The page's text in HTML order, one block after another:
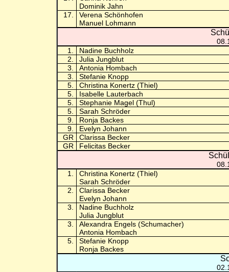
Dominik Jahn
17.
Verena Schönhofen
Manuel Lohmann
1.
Nadine Buchholz
2.
Julia Jungblut
3.
Antonia Hombach
3.
Stefanie Knopp
5.
Christina Konertz (Thiel)
5.
Isabelle Lauterbach
5.
Stephanie Magel (Thul)
5.
Sarah Schröder
9.
Ronja Backes
9.
Evelyn Johann
GR
Clarissa Becker
GR
Felicitas Becker
1.
Christina Konertz (Thiel)
Sarah Schröder
2.
Clarissa Becker
Evelyn Johann
3.
Nadine Buchholz
Julia Jungblut
3.
Alexandra Engels (Schumacher)
Antonia Hombach
5.
Stefanie Knopp
Ronja Backes